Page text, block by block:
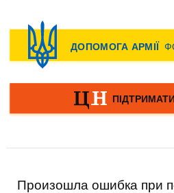
Произошла ошибка при